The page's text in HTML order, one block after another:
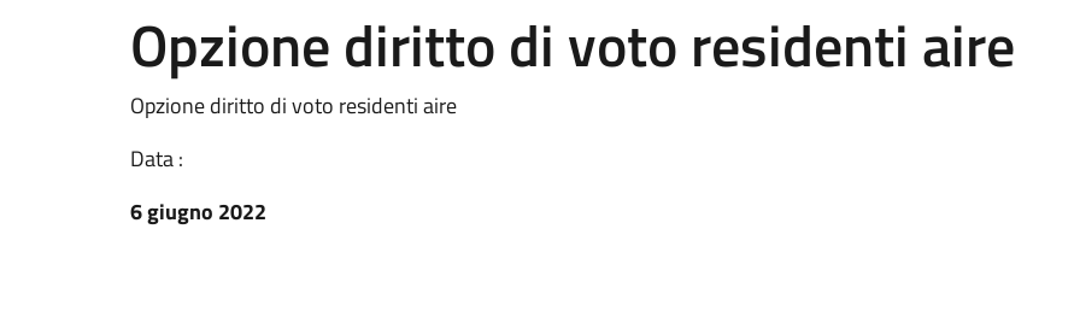
Opzione diritto di voto residenti aire
Opzione diritto di voto residenti aire
Data :
6 giugno 2022